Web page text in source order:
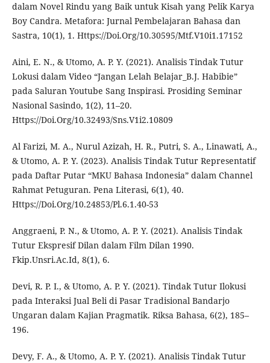
dalam Novel Rindu yang Baik untuk Kisah yang Pelik Karya
Boy Candra. Metafora: Jurnal Pembelajaran Bahasa dan
Sastra, 10(1), 1. Https://Doi.Org/10.30595/Mtf.V10i1.17152
Aini, E. N., & Utomo, A. P. Y. (2021). Analisis Tindak Tutur
Lokusi dalam Video “Jangan Lelah Belajar_B.J. Habibie”
pada Saluran Youtube Sang Inspirasi. Prosiding Seminar
Nasional Sasindo, 1(2), 11–20.
Https://Doi.Org/10.32493/Sns.V1i2.10809
Al Farizi, M. A., Nurul Azizah, H. R., Putri, S. A., Linawati, A.,
& Utomo, A. P. Y. (2023). Analisis Tindak Tutur Representatif
pada Daftar Putar “MKU Bahasa Indonesia” dalam Channel
Rahmat Petuguran. Pena Literasi, 6(1), 40.
Https://Doi.Org/10.24853/Pl.6.1.40-53
Anggraeni, P. N., & Utomo, A. P. Y. (2021). Analisis Tindak
Tutur Ekspresif Dilan dalam Film Dilan 1990.
Fkip.Unsri.Ac.Id, 8(1), 6.
Devi, R. P. I., & Utomo, A. P. Y. (2021). Tindak Tutur Ilokusi
pada Interaksi Jual Beli di Pasar Tradisional Bandarjo
Ungaran dalam Kajian Pragmatik. Riksa Bahasa, 6(2), 185–
196.
Devy, F. A., & Utomo, A. P. Y. (2021). Analisis Tindak Tutur